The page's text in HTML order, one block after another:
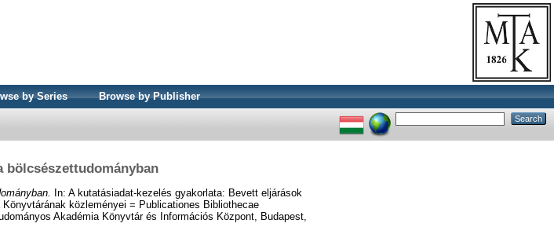
by Series Browse by Publisher
bölcsészettudományban
In: A kutatásiadat-kezelés gyakorlata: Bevett eljárások
közleményei = Publicationes Bibliothecae
Akadémia Könyvtár és Információs Központ, Budapest,